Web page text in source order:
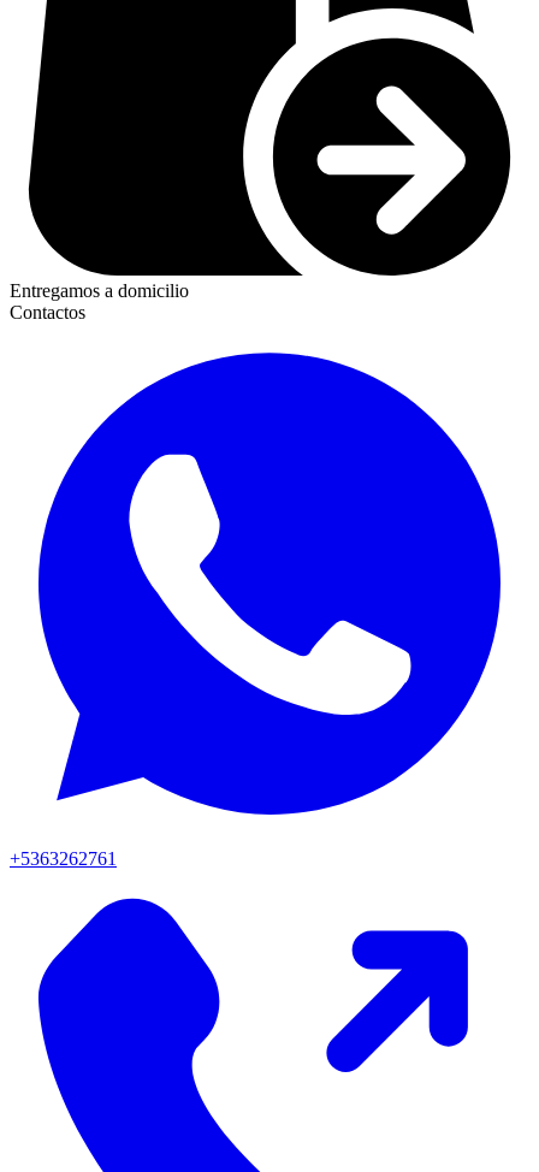
Entregamos a domicilio
Contactos
+5363262761